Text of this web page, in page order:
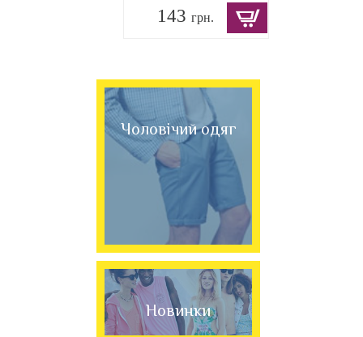
143 грн.
Чоловічий одяг
Новинки